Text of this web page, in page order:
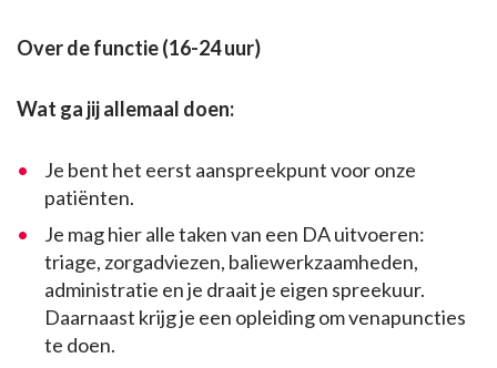
Over de functie (16-24 uur)
Wat ga jij allemaal doen:
Je bent het eerst aanspreekpunt voor onze
patiënten.
Je mag hier alle taken van een DA uitvoeren:
triage, zorgadviezen, baliewerkzaamheden,
administratie en je draait je eigen spreekuur.
Daarnaast krijg je een opleiding om venapuncties
te doen.